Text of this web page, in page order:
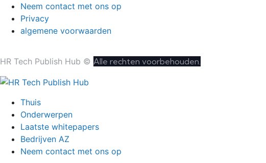
Neem contact met ons op
Privacy
algemene voorwaarden
HR Tech Publish Hub © Alle rechten voorbehouden.
Thuis
Onderwerpen
Laatste whitepapers
Bedrijven AZ
Neem contact met ons op